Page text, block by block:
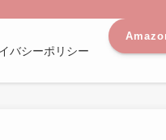
バシーポリシー